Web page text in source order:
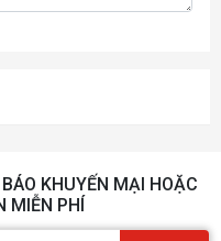
Support List on
BIOS with GUI
graphics (Actual
KHUYẾN MẠI HOẶC
PHÍ